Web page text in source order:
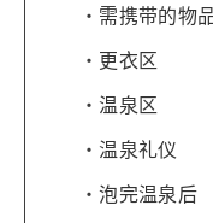
需携带的物
更衣区
温泉区
温泉礼仪
泡完温泉后